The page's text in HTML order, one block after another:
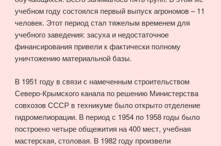
учебном году состоялся первый выпуск агрономов – 11
человек. Этот период стал тяжелым временем для
учебного заведения: засуха и недостаточное
финансирования привели к фактически полному
уничтожению материальной базы.
В 1951 году в связи с намеченным строительством
Северо-Крымского канала по решению Министерства
совхозов СССР в техникуме было открыто отделение
гидромелиорации. В период с 1954 по 1958 годы было
построено четыре общежития на 400 мест, учебная
мастерская, столовая. В 1982 году произвели